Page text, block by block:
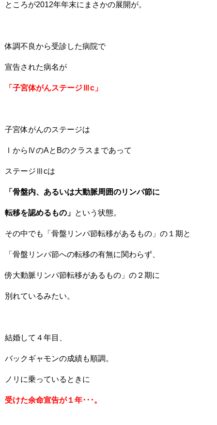
ところが2012年年末にまさかの展開が。
体調不良から受診した病院で
宣告された病名が
「子宮体がんステージⅢc」
子宮体がんのステージは
ⅠからⅣのAとBのクラスまであって
ステージⅢcは
「骨盤内、あるいは大動脈周囲のリンパ節に
転移を認めるもの」 という状態。
その中でも「骨盤リンパ節転移があるもの」の１期と
「骨盤リンパ節への転移の有無に関わらず、
傍大動脈リンパ節転移があるもの」の２期に
別れているみたい。
結婚して４年目、
バックギャモンの成績も順調。
ノリに乗っているときに
受けた余命宣告が１年･･･。